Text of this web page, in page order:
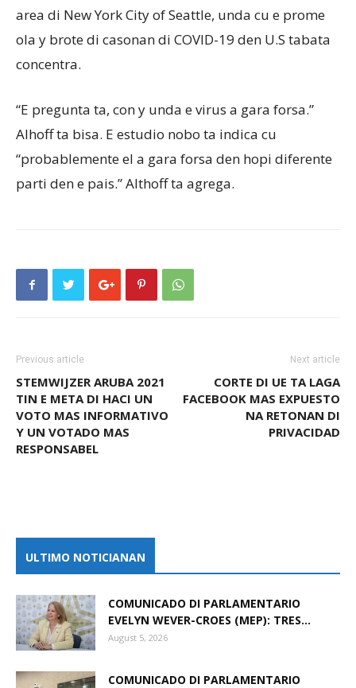
area di New York City of Seattle, unda cu e prome
ola y brote di casonan di COVID-19 den U.S tabata
concentra.
“E pregunta ta, con y unda e virus a gara forsa.”
Alhoff ta bisa. E estudio nobo ta indica cu
“probablemente el a gara forsa den hopi diferente
parti den e pais.” Althoff ta agrega.
Previous article
STEMWIJZER ARUBA 2021
TIN E META DI HACI UN
VOTO MAS INFORMATIVO
Y UN VOTADO MAS
RESPONSABEL
Next article
CORTE DI UE TA LAGA
FACEBOOK MAS EXPUESTO
NA RETONAN DI
PRIVACIDAD
ULTIMO NOTICIANAN
COMUNICADO DI PARLAMENTARIO
EVELYN WEVER-CROES (MEP): TRES...
August 5, 2026
COMUNICADO DI PARLAMENTARIO